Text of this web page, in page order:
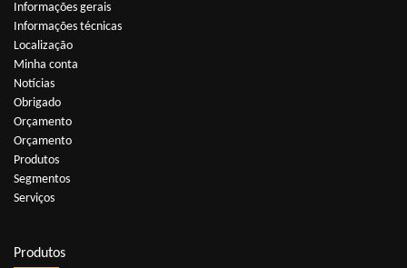
Informações gerais
Informações técnicas
Localização
Minha conta
Notícias
Obrigado
Orçamento
Orçamento
Produtos
Segmentos
Serviços
Produtos